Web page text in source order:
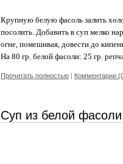
Крупную белую фасоль залить
посолить. Добавить в суп мелко
огне, помешивая, довести до
На 80 гр. белой фасоли: 25 гр.
Прочитать полностью | Комментарии
Суп из белой фасоли